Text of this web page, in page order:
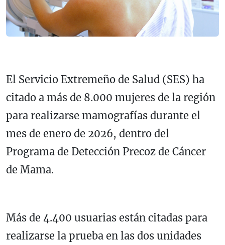
El Servicio Extremeño de Salud (SES) ha
citado a más de 8.000 mujeres de la región
para realizarse mamografías durante el
mes de enero de 2026, dentro del
Programa de Detección Precoz de Cáncer
de Mama.
Más de 4.400 usuarias están citadas para
realizarse la prueba en las dos unidades